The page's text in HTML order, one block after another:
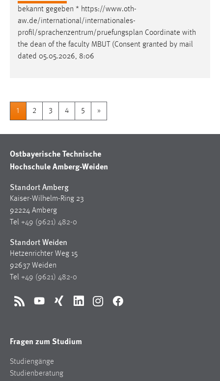
bekannt gegeben * https://www.oth-
aw.de/international/internationales-
profil/sprachenzentrum/pruefungsplan Coordinate with
the dean of the faculty MBUT (Consent granted by mail
dated 05.05.2026, 8:06
1 2 3 4 5 »
Ostbayerische Technische
Hochschule Amberg-Weiden
Standort Amberg
Kaiser-Wilhelm-Ring 23
92224 Amberg
Tel +49 (9621) 482-0
Standort Weiden
Hetzenrichter Weg 15
92637 Weiden
Tel +49 (9621) 482-0
RSS YouTubeXing LinkedInInstagramFacebook
Fragen zum Studium
Studiengänge
Studienberatung